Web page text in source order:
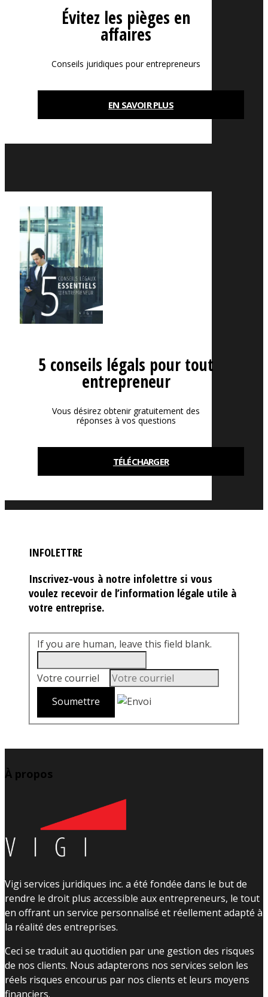
Évitez les pièges en
affaires
Conseils juridiques pour entrepreneurs
EN SAVOIR PLUS
5 conseils légals pour tout
entrepreneur
Vous désirez obtenir gratuitement des
réponses à vos questions
TÉLÉCHARGER
INFOLETTRE
Inscrivez-vous à notre infolettre si vous
voulez recevoir de l’information légale utile à
votre entreprise.
If you are human, leave this field blank.
Votre courriel
À propos
Vigi services juridiques inc. a été fondée dans le but de
rendre le droit plus accessible aux entrepreneurs, le tout
en offrant un service personnalisé et réellement adapté à
la réalité des entreprises.
Ceci se traduit au quotidien par une gestion des risques
de nos clients. Nous adapterons nos services selon les
réels risques encourus par nos clients et leurs moyens
financiers.